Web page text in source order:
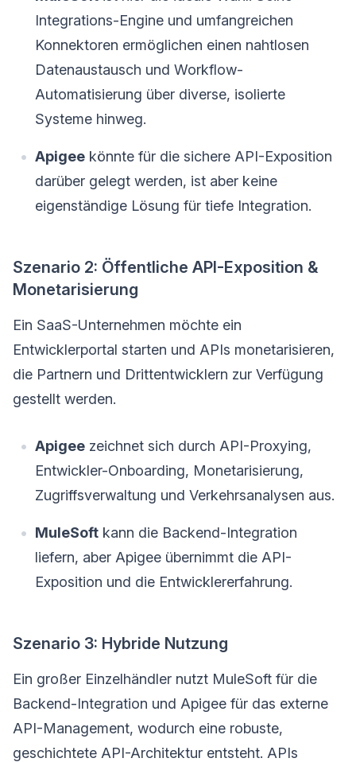
Integrations-Engine und umfangreichen
Konnektoren ermöglichen einen nahtlosen
Datenaustausch und Workflow-
Automatisierung über diverse, isolierte
Systeme hinweg.
Apigee könnte für die sichere API-Exposition
darüber gelegt werden, ist aber keine
eigenständige Lösung für tiefe Integration.
Szenario 2: Öffentliche API-Exposition &
Monetarisierung
Ein SaaS-Unternehmen möchte ein
Entwicklerportal starten und APIs monetarisieren,
die Partnern und Drittentwicklern zur Verfügung
gestellt werden.
Apigee zeichnet sich durch API-Proxying,
Entwickler-Onboarding, Monetarisierung,
Zugriffsverwaltung und Verkehrsanalysen aus.
MuleSoft kann die Backend-Integration
liefern, aber Apigee übernimmt die API-
Exposition und die Entwicklererfahrung.
Szenario 3: Hybride Nutzung
Ein großer Einzelhändler nutzt MuleSoft für die
Backend-Integration und Apigee für das externe
API-Management, wodurch eine robuste,
geschichtete API-Architektur entsteht. APIs